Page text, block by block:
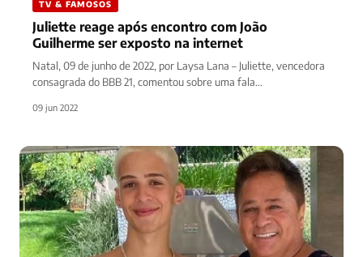
TV & FAMOSOS
Juliette reage após encontro com João
Guilherme ser exposto na internet
Natal, 09 de junho de 2022, por Laysa Lana – Juliette, vencedora
consagrada do BBB 21, comentou sobre uma fala…
09 jun 2022